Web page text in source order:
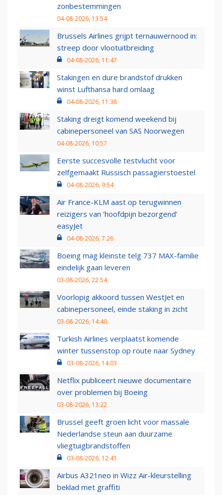
zonbestemmingen
04-08-2026, 13:54
Brussels Airlines grijpt ternauwernood in:
streep door vlootuitbreiding
04-08-2026, 11:47
Stakingen en dure brandstof drukken
winst Lufthansa hard omlaag
04-08-2026, 11:38
Staking dreigt komend weekend bij
cabinepersoneel van SAS Noorwegen
04-08-2026, 10:57
Eerste succesvolle testvlucht voor
zelfgemaakt Russisch passagierstoestel
04-08-2026, 9:54
Air France-KLM aast op terugwinnen
reizigers van ‘hoofdpijn bezorgend’
easyJet
04-08-2026, 7:26
Boeing mag kleinste telg 737 MAX-familie
eindelijk gaan leveren
03-08-2026, 22:54
Voorlopig akkoord tussen WestJet en
cabinepersoneel, einde staking in zicht
03-08-2026, 14:40
Turkish Airlines verplaatst komende
winter tussenstop op route naar Sydney
03-08-2026, 14:03
Netflix publiceert nieuwe documentaire
over problemen bij Boeing
03-08-2026, 13:22
Brussel geeft groen licht voor massale
Nederlandse steun aan duurzame
vliegtuigbrandstoffen
03-08-2026, 12:41
Airbus A321neo in Wizz Air-kleurstelling
beklad met graffiti